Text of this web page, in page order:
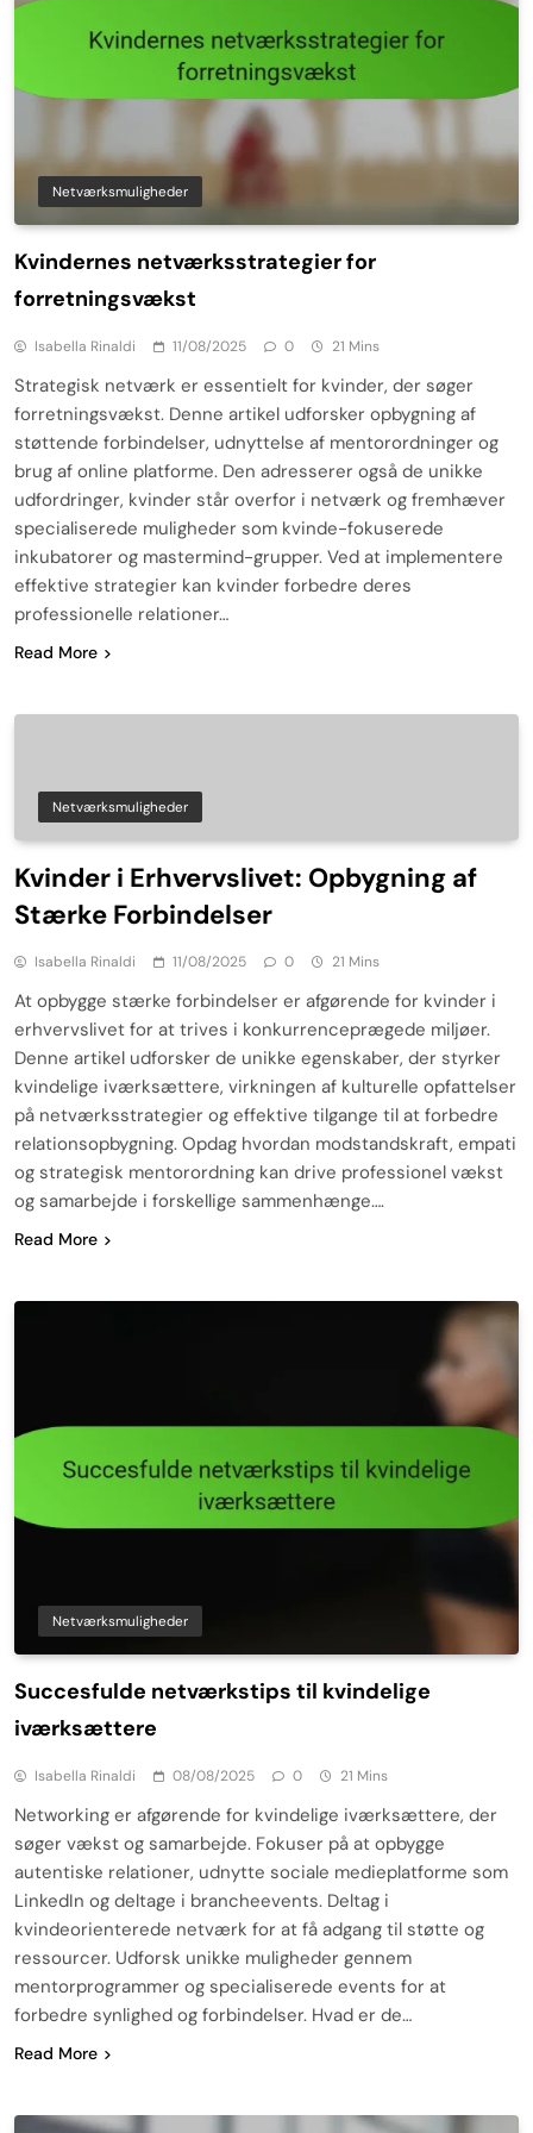
Netværksmuligheder
Kvindernes netværksstrategier for
forretningsvækst
Isabella Rinaldi 11/08/2025 0 21 Mins
Strategisk netværk er essentielt for kvinder, der søger
forretningsvækst. Denne artikel udforsker opbygning af
støttende forbindelser, udnyttelse af mentorordninger og
brug af online platforme. Den adresserer også de unikke
udfordringer, kvinder står overfor i netværk og fremhæver
specialiserede muligheder som kvinde-fokuserede
inkubatorer og mastermind-grupper. Ved at implementere
effektive strategier kan kvinder forbedre deres
professionelle relationer…
Read More
Netværksmuligheder
Kvinder i Erhvervslivet: Opbygning af
Stærke Forbindelser
Isabella Rinaldi 11/08/2025 0 21 Mins
At opbygge stærke forbindelser er afgørende for kvinder i
erhvervslivet for at trives i konkurrenceprægede miljøer.
Denne artikel udforsker de unikke egenskaber, der styrker
kvindelige iværksættere, virkningen af kulturelle opfattelser
på netværksstrategier og effektive tilgange til at forbedre
relationsopbygning. Opdag hvordan modstandskraft, empati
og strategisk mentorordning kan drive professionel vækst
og samarbejde i forskellige sammenhænge….
Read More
Netværksmuligheder
Succesfulde netværkstips til kvindelige
iværksættere
Isabella Rinaldi 08/08/2025 0 21 Mins
Networking er afgørende for kvindelige iværksættere, der
søger vækst og samarbejde. Fokuser på at opbygge
autentiske relationer, udnytte sociale medieplatforme som
LinkedIn og deltage i brancheevents. Deltag i
kvindeorienterede netværk for at få adgang til støtte og
ressourcer. Udforsk unikke muligheder gennem
mentorprogrammer og specialiserede events for at
forbedre synlighed og forbindelser. Hvad er de…
Read More